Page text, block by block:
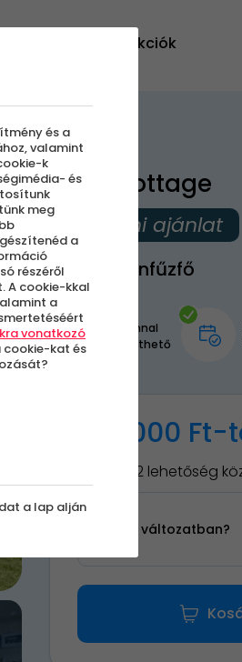
Akciók
Cute Cottage
Balatoni ajánlat
Balatonfűzfő
Azonnal
letölthető
156 000 Ft-
Válassz 2 lehetőség
Milyen változatban?
és a
valamint
k
és
meg
a
részéről
A cookie-kkal
a
vonatkozó
cookie-kat és
a lap alján